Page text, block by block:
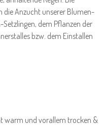
die Anzucht unserer Blumen-
dem Pflanzen der
bzw. dem Einstallen
warm und vorallem trocken &